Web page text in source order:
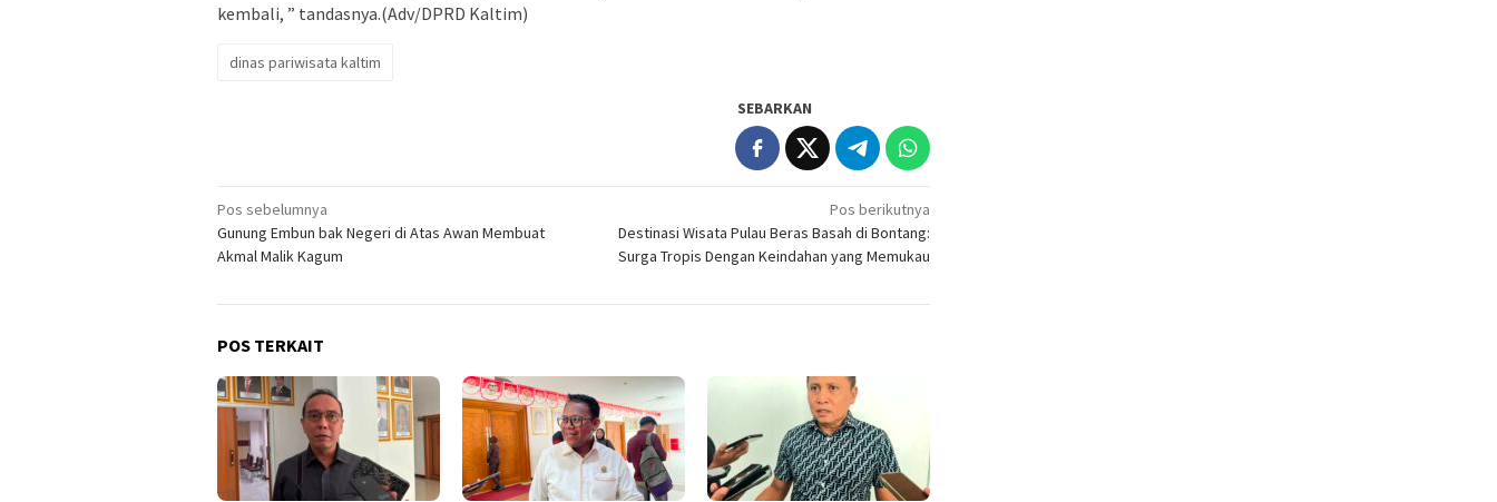
kembali, ” tandasnya.(Adv/DPRD Kaltim)
dinas pariwisata kaltim
SEBARKAN
Navigasi
pos
Pos sebelumnya
Gunung Embun bak Negeri di Atas Awan Membuat
Akmal Malik Kagum
Pos berikutnya
Destinasi Wisata Pulau Beras Basah di Bontang:
Surga Tropis Dengan Keindahan yang Memukau
POS TERKAIT